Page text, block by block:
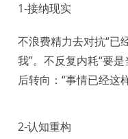
1-接纳现实
不浪费精力去对抗“已
我”。不反复内耗“要
后转向：“事情已经这
2-认知重构